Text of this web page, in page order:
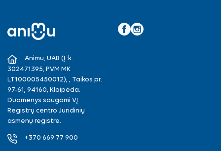
Animu, UAB (Į. k.
302471395, PVM MK
LT100005450012), , Taikos pr.
97-61, 94160, Klaipėda.
Duomenys saugomi VĮ
Registrų centro Juridinių
asmenų registre.
+370 669 77 900